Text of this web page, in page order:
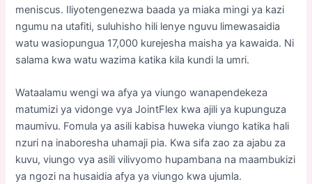
meniscus. Iliyotengenezwa baada ya miaka mingi ya kazi
ngumu na utafiti, suluhisho hili lenye nguvu limewasaidia
watu wasiopungua 17,000 kurejesha maisha ya kawaida. Ni
salama kwa watu wazima katika kila kundi la umri.
Wataalamu wengi wa afya ya viungo wanapendekeza
matumizi ya vidonge vya JointFlex kwa ajili ya kupunguza
maumivu. Fomula ya asili kabisa huweka viungo katika hali
nzuri na inaboresha uhamaji pia. Kwa sifa zao za ajabu za
kuvu, viungo vya asili vilivyomo hupambana na maambukizi
ya ngozi na husaidia afya ya viungo kwa ujumla.